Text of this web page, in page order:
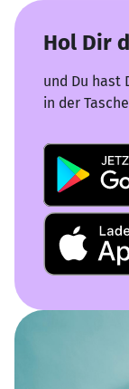
Hol Dir
und Du hast
in der